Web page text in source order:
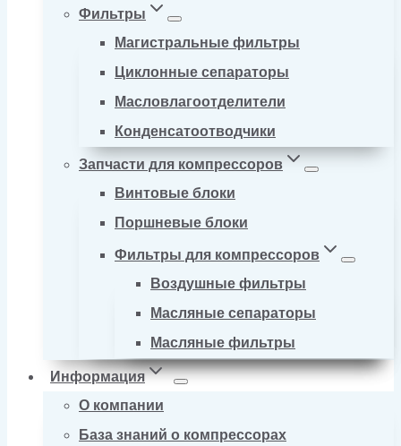
Фильтры
Магистральные фильтры
Циклонные сепараторы
Масловлагоотделители
Конденсатоотводчики
Запчасти для компрессоров
Винтовые блоки
Поршневые блоки
Фильтры для компрессоров
Воздушные фильтры
Масляные сепараторы
Масляные фильтры
Информация
О компании
База знаний о компрессорах